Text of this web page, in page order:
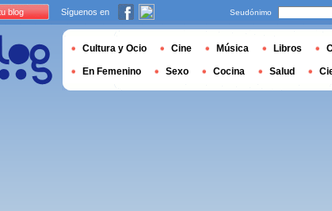
blog Síguenos en Seudónimo
Cultura y Ocio Cine Música Libros
En Femenino Sexo Cocina Salud